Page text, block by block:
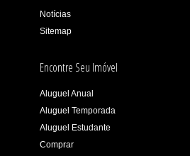
Notícias
Sitemap
Encontre Seu Imóvel
Aluguel Anual
Aluguel Temporada
Aluguel Estudante
Comprar